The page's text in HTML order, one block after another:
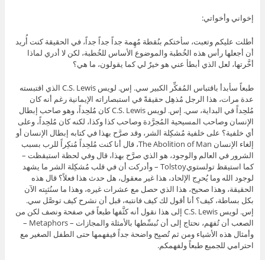
إخواني وأخواتي:
أطلت عليكم وتعبت، سأختكم بنُقطة مُهِمة جداً جداً جداً، في الحقيقة كنت أُريد
أن أجعلها رأس هذه الخُطبة والموضوع الأساس للخُطبة، لكن لا أدري لماذا
أخَّرتها، لعل الذي أبطأ عني هو خيرٌ لي كما يقولون، ما هي؟
طبعاً سأبدأ باقتباس المُفكِّر الكبير سي. إس. لويس C.S. Lewis الذي اقتبسته
عدة مرات، هذا الرجل مُذهِل حقيقةً في استبصاراته الإيمانية رغم أنه كان
مُلحِداً في البداية، سي. إس. لويس C.S. Lewis كان مُلحِداً، وهو صاحب إبطال
الإنسان وصاحب المسيحية المُجرَّدة وصاحب كذا وكذا، لكنه كان مُلحِداً، وعلى
أي خلفية؟ على خلفية مُشكِلة الشر، وقد صرَّح بهذا في كتابه إبطال الإنسان أو
إلغاء الإنسان The Abolition of Man، قال أنا كنت مُلحِداً مُنكِراً للرب بسبب
الشرور في العالم والوجود، هو الذي صرَّح بهذا، قال وفي لحظة استيقظت –
كما استيقظ تولستويTolstoy – وأدركت أن في قلب مُشكِلة الشر ما يشهد
لوجود الله وما يُحرِج الإلحاد، هذا غير معقول، هل حدث هذا فعلاً؟ قال هذه
الحقيقة، وهذا صحيح، هذا الذي حصل مع عشرات غيره، وهذا ما سنُثبِته الآن
بكل بساطة، كيف؟ أنا أقول لك كيف فانتبه، قبل أن نشرح كيف توصَّل سي.
إس. لويس C.S. Lewis إلى هذا نقول أنه كثَّفها طبعاً في صفحة ونصف لكن من
الصعب أن تُفهَم، نحتاج إلى أن نُبسِّطها بالأمثلة والمجازات – Metaphors –
وأمثال هذه الأشياء ومن ثم تُصبِح واضحة جداً فيفهمها حتى الطفل الصغير مع
احترامي للجميع طبعاً ولفهمكم.